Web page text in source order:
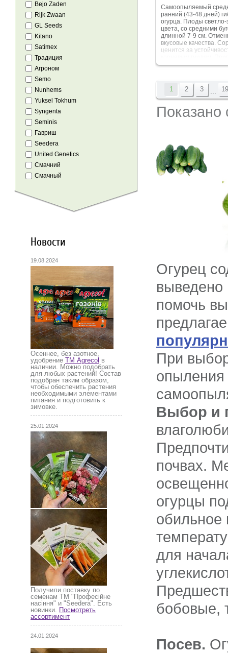
Bejo Zaden
Rijk Zwaan
GL Seeds
Kitano
Satimex
Традиция
Агроном
Semo
Nunhems
Yuksel Tokhum
Syngenta
Seminis
Гавриш
Seedera
United Genetics
Смачний
Смачный
Новости
19.08.2024
Осеннее, без азотное,
удобрение ТМ Agrecol в
наличии. Можно подобрать
для любых растений! Состав
подобран таким образом,
чтобы обеспечить растения
необходимыми элементами
питания и подготовить к
зимовке.
25.01.2024
Получили поставку по
семенам ТМ "Професійне
насіння" и "Seedera". Есть
новинки. Посмотреть
ассортимент
24.01.2024
Самоопыляемый
ранний (43-48 дней)
огурца. Плоды светло-
цвета, со средними
длинной 7-9 см.
вкусовые качества.
ценится за
выращивания в
1 2 3 19
Показано
Огурец
выведено
помочь
При
опыления
Выбор и
почвах.
огурцы
обильное
для
бобовые,
Посев.